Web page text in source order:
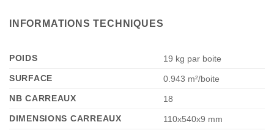
INFORMATIONS TECHNIQUES
POIDS
19 kg par boite
SURFACE
0.943 m²/boite
NB CARREAUX
18
DIMENSIONS CARREAUX
110x540x9 mm